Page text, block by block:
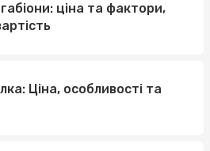
ціна та фактори,
Ціна, особливості та